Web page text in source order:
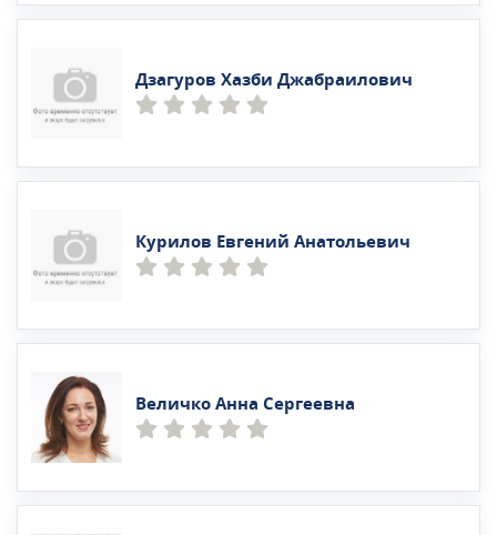
Дзагуров Хазби Джабраилович
Курилов Евгений Анатольевич
Величко Анна Сергеевна